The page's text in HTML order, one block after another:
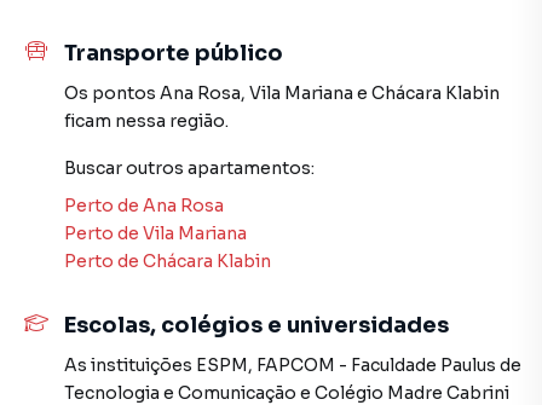
muito o número de contatos interessados e tendo como
consequência uma maior chance de vender ou alugar seu
imóvel mais rápido. Contamos também com um time de
atendimento preparada para atender proprietários e
inquilinos.
Transporte público
Os pontos Ana Rosa, Vila Mariana e Chácara Klabin
ficam nessa região.
Buscar outros apartamentos:
Perto de Ana Rosa
Perto de Vila Mariana
Perto de Chácara Klabin
Escolas, colégios e universidades
As instituições ESPM, FAPCOM - Faculdade Paulus de
Tecnologia e Comunicação e Colégio Madre Cabrini